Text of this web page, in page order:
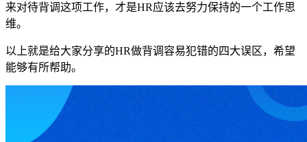
来对待背调这项工作，才是HR应该去努力保持的一个工作思
维。
以上就是给大家分享的HR做背调容易犯错的四大误区，希望
能够有所帮助。